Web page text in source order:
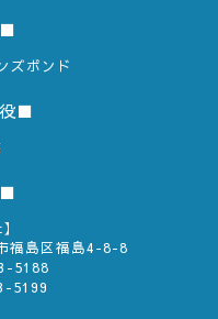
ズボンド
■
福島区福島4-8-8
5188
5199